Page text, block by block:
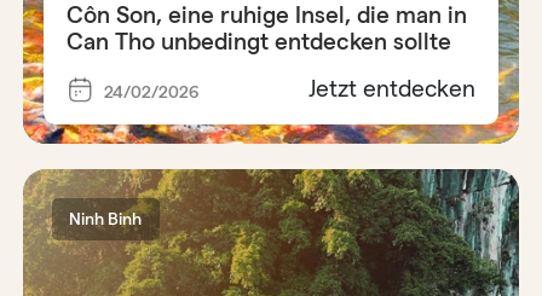
Côn Son, eine ruhige Insel, die man in
Can Tho unbedingt entdecken sollte
24/02/2026 Jetzt entdecken
Ninh Binh